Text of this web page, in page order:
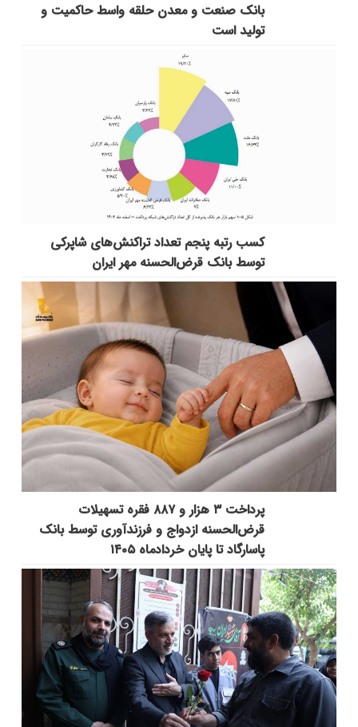
بانك صنعت و معدن حلقه واسط حاكمیت و
تولید است
کسب رتبه پنجم تعداد تراکنش‌های شاپرکی
توسط بانک قرض‌الحسنه مهر ایران
پرداخت ۳ هزار و ۸۸۷ فقره تسهیلات
قرض‌الحسنه ازدواج و فرزندآوری توسط بانک
پاسارگاد تا پایان خردادماه ۱۴۰۵